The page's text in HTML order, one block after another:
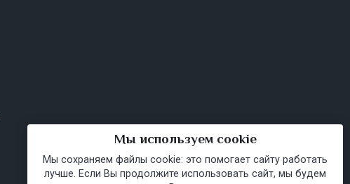
Мы используем cookie
Мы сохраняем файлы cookie: это помогает сайту работать
лучше. Если Вы продолжите использовать сайт, мы будем